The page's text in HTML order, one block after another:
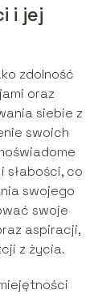
i jej
zdolność
oraz
siebie z
swoich
słabości, co
swojego
swoje
aspiracji,
z życia.